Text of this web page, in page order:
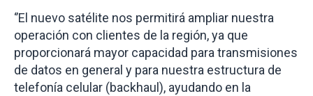
‘’El nuevo satélite nos permitirá ampliar nuestra
operación con clientes de la región, ya que
proporcionará mayor capacidad para transmisiones
de datos en general y para nuestra estructura de
telefonía celular (backhaul), ayudando en la